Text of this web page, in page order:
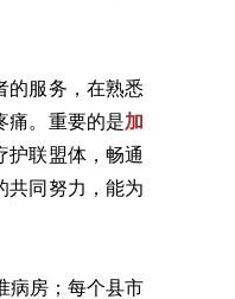
的服务，在熟悉
痛。重要的是加
护联盟体，畅通
共同努力，能为
病房；每个县市